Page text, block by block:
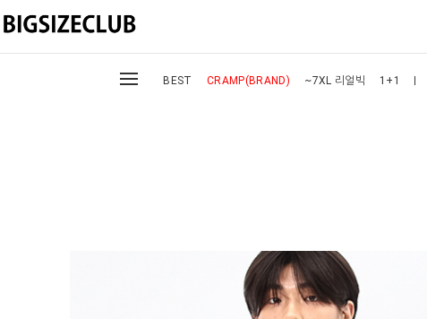
BEST CRAMP(BRAND) ~7XL 리얼빅 1+1